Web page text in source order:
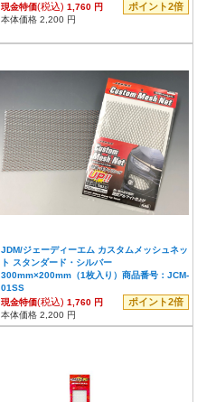
現金特価(税込) 1,760 円 ポイント2倍
本体価格 2,200 円
JDM/ジェーディーエム カスタムメッシュネッ
ト スタンダード・シルバー
300mm×200mm（1枚入り）商品番号：JCM-
01SS
現金特価(税込) 1,760 円 ポイント2倍
本体価格 2,200 円